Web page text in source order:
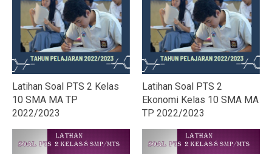
Latihan Soal PTS 2 Kelas
10 SMA MA TP
2022/2023
Latihan Soal PTS 2
Ekonomi Kelas 10 SMA MA
TP 2022/2023